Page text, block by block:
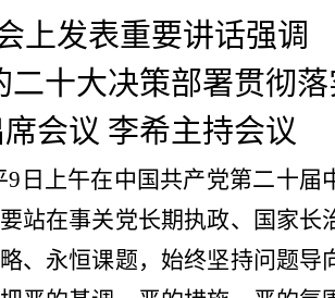
上发表重要讲话强调
二十大决策部署贯彻落
会议 李希主持会议
9 日上午在中国共产党第二十届
站在事关党长期执政、国家长
、永恒课题，始终坚持问题导